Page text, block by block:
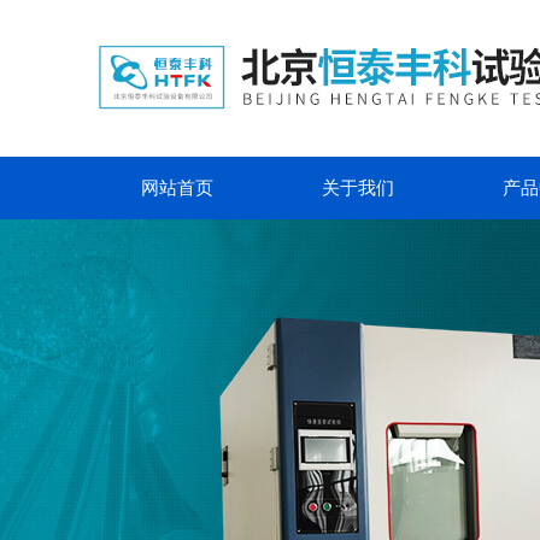
网站首页 关于我们 产